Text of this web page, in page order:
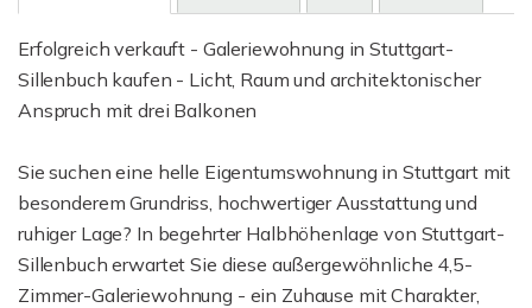
Erfolgreich verkauft - Galeriewohnung in Stuttgart-
Sillenbuch kaufen - Licht, Raum und architektonischer
Anspruch mit drei Balkonen
Sie suchen eine helle Eigentumswohnung in Stuttgart mit
besonderem Grundriss, hochwertiger Ausstattung und
ruhiger Lage? In begehrter Halbhöhenlage von Stuttgart-
Sillenbuch erwartet Sie diese außergewöhnliche 4,5-
Zimmer-Galeriewohnung - ein Zuhause mit Charakter,